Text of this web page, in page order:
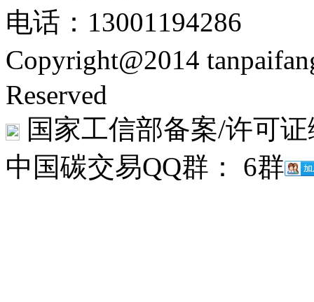
电话：13001194286
Copyright@2014
Reserved
国家工信部备案/许可
中国碳交易QQ群： 6群